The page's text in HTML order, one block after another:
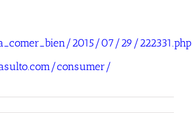
2015/07/29/222331.php
consumer/